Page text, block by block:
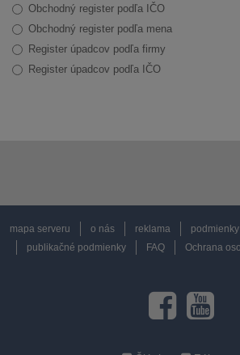
Obchodný register podľa IČO
Obchodný register podľa mena
Register úpadcov podľa firmy
Register úpadcov podľa IČO
mapa serveru o nás reklama
publikačné podmienky
FAQ Ochrana